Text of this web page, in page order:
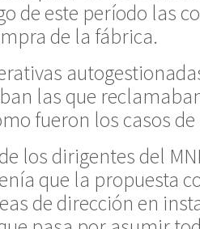
de este período las
de la fábrica.
las que
fueron los casos
los dirigentes del
que la propuesta
de dirección en